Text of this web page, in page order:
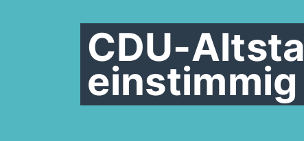
CDU-
einstimmig